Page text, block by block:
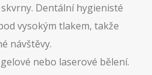
Dentální hygienisté
vysokým tlakem, takže
návštěvy.
nebo laserové bělení.